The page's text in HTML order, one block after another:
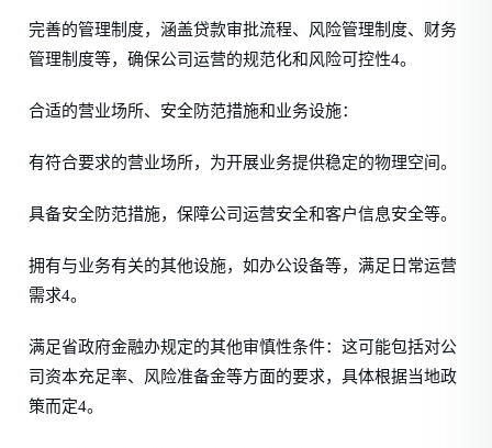
完善的管理制度，涵盖贷款审批流程、风险管理制度、财务
管理制度等，确保公司运营的规范化和风险可控性4。
合适的营业场所、安全防范措施和业务设施：
有符合要求的营业场所，为开展业务提供稳定的物理空间。
具备安全防范措施，保障公司运营安全和客户信息安全等。
拥有与业务有关的其他设施，如办公设备等，满足日常运营
需求4。
满足省政府金融办规定的其他审慎性条件：这可能包括对公
司资本充足率、风险准备金等方面的要求，具体根据当地政
策而定4。